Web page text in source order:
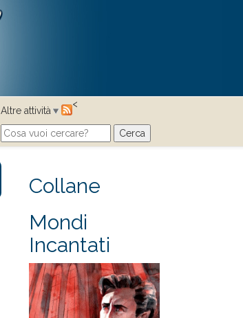
Altre attività
<
Search form
Cerca
Collane
Mondi
Incantati